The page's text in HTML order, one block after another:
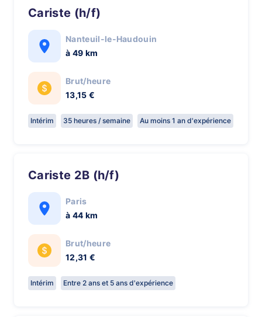
Cariste (h/f)
Nanteuil-le-Haudouin
à 49 km
Brut/heure
13,15 €
Intérim 35 heures / semaine Au moins 1 an d'expérience
Cariste 2B (h/f)
Paris
à 44 km
Brut/heure
12,31 €
Intérim Entre 2 ans et 5 ans d'expérience